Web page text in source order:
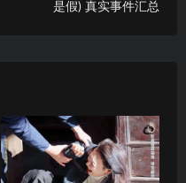
是假) 真实事件汇总